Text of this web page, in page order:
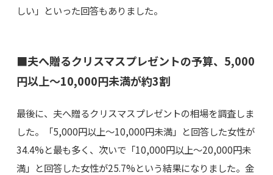
しい」といった回答もありました。
■夫へ贈るクリスマスプレゼントの予算、5,000
円以上～10,000円未満が約3割
最後に、夫へ贈るクリスマスプレゼントの相場を調査しま
した。「5,000円以上～10,000円未満」と回答した女性が
34.4%と最も多く、次いで「10,000円以上～20,000円未
満」と回答した女性が25.7%という結果になりました。金